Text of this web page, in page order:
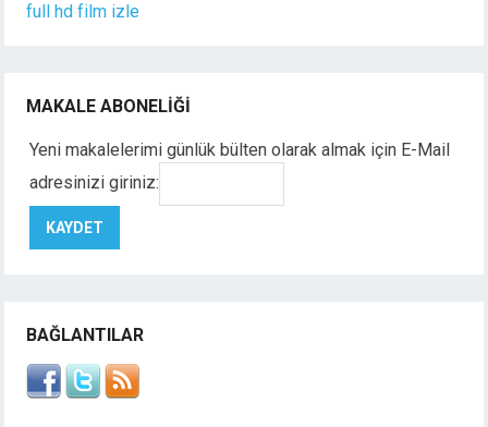
full hd film izle
MAKALE ABONELIĞI
Yeni makalelerimi günlük bülten olarak almak için E-Mail
adresinizi giriniz:
BAĞLANTILAR